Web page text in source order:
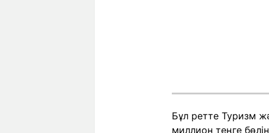
Бұл ретте Туризм
миллион теңге